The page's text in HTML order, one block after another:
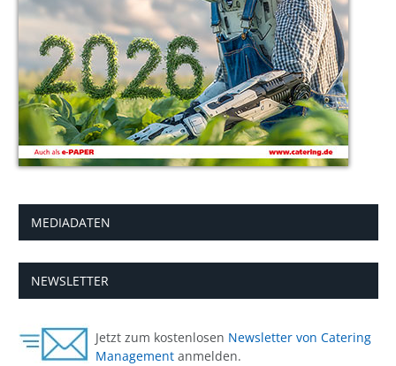
MEDIADATEN
NEWSLETTER
Jetzt zum kostenlosen Newsletter von Catering
Management anmelden.